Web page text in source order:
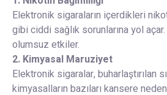
Elektronik sigaraların içerdikleri
gibi ciddi sağlık sorunlarına yol
olumsuz etkiler.
2.⁠ ⁠Kimyasal Maruziyet
Elektronik sigaralar, buharlaştırılan
kimyasalların bazıları kansere